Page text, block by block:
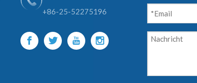
+86-25-52275196